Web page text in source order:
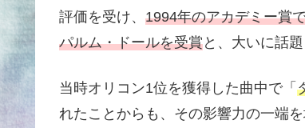
評価を受け、 1994年のアカデミー賞
パルム・ドールを受賞と、大いに話
当時オリコン1位を獲得した曲中で「
れたことからも、その影響力の一端